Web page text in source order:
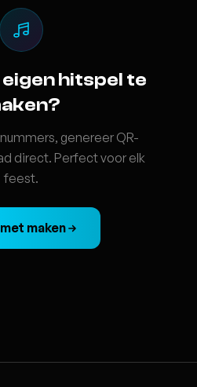
eigen hitspel te
genereer QR-
direct. Perfect voor elk
feest.
maken